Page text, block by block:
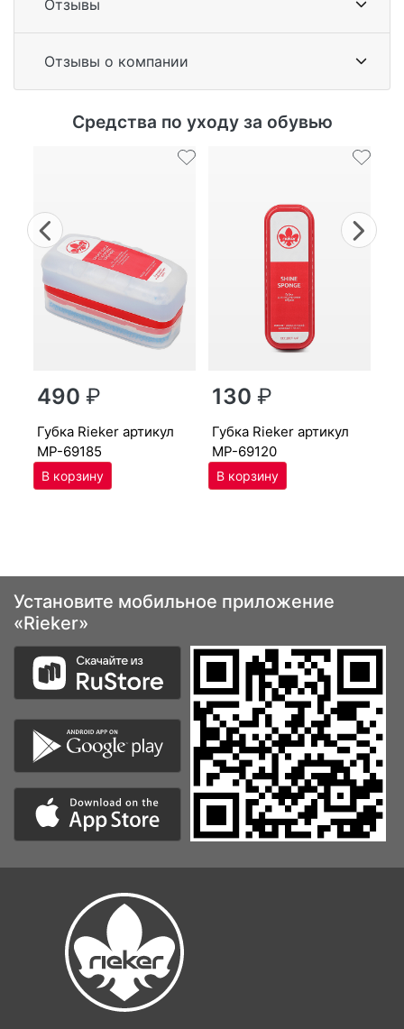
Отзывы
Отзывы о компании
Средства по уходу за обувью
Previous
490₽
губ­ка Ri­eker артикул
MP-69185
130₽
губ­ка Ri­eker артикул
MP-69120
Установите мобильное приложение
«Rieker»